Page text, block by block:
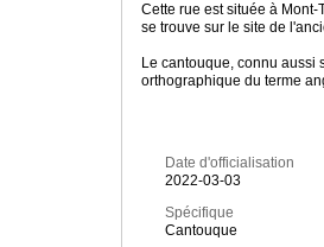
Cette rue est située à
se trouve sur le site de
Le cantouque, connu aussi
orthographique du terme
Date d'officialisation
2022-03-03
Spécifique
Cantouque